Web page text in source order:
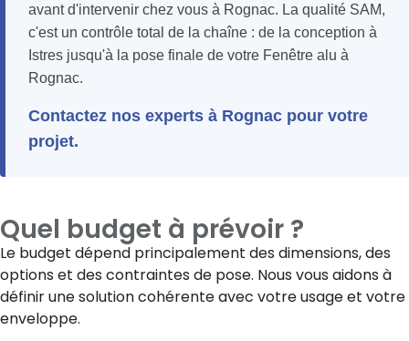
avant d'intervenir chez vous à Rognac. La qualité SAM,
c'est un contrôle total de la chaîne : de la conception à
Istres jusqu'à la pose finale de votre Fenêtre alu à
Rognac.
Contactez nos experts à Rognac pour votre
projet.
Quel budget à prévoir ?
Le budget dépend principalement des dimensions, des
options et des contraintes de pose. Nous vous aidons à
définir une solution cohérente avec votre usage et votre
enveloppe.